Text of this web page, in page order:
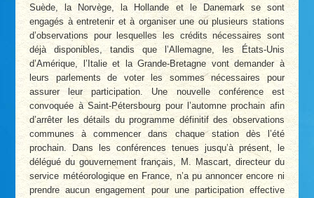
Suède, la Norvège, la Hollande et le Danemark se sont
engagés à entretenir et à organiser une ou plusieurs stations
d’observations pour lesquelles les crédits nécessaires sont
déjà disponibles, tandis que l’Allemagne, les États-Unis
d’Amérique, l’Italie et la Grande-Bretagne vont demander à
leurs parlements de voter les sommes nécessaires pour
assurer leur participation. Une nouvelle conférence est
convoquée à Saint-Pétersbourg pour l’automne prochain afin
d’arrêter les détails du programme définitif des observations
communes à commencer dans chaque station dès l’été
prochain. Dans les conférences tenues jusqu’à présent, le
délégué du gouvernement français, M. Mascart, directeur du
service météorologique en France, n’a pu annoncer encore ni
prendre aucun engagement pour une participation effective